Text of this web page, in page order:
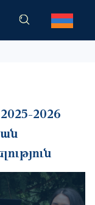
content
2026